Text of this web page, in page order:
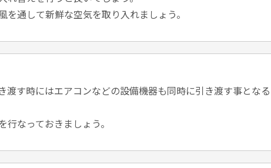
通して新鮮な空気を取り入れましょう。
渡す時にはエアコンなどの設備機器も同時に引き渡す事となる
なっておきましょう。